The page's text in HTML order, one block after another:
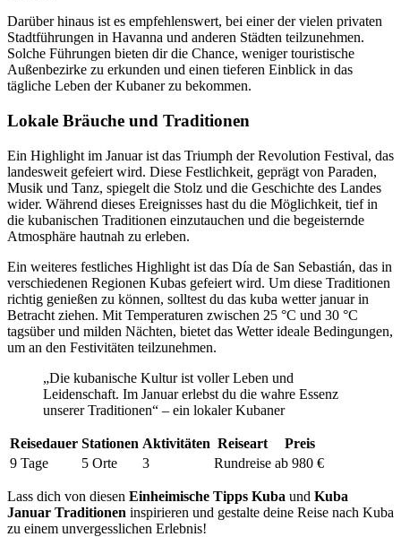
Darüber hinaus ist es empfehlenswert, bei einer der vielen privaten
Stadtführungen in Havanna und anderen Städten teilzunehmen.
Solche Führungen bieten dir die Chance, weniger touristische
Außenbezirke zu erkunden und einen tieferen Einblick in das
tägliche Leben der Kubaner zu bekommen.
Lokale Bräuche und Traditionen
Ein Highlight im Januar ist das Triumph der Revolution Festival, das
landesweit gefeiert wird. Diese Festlichkeit, geprägt von Paraden,
Musik und Tanz, spiegelt die Stolz und die Geschichte des Landes
wider. Während dieses Ereignisses hast du die Möglichkeit, tief in
die kubanischen Traditionen einzutauchen und die begeisternde
Atmosphäre hautnah zu erleben.
Ein weiteres festliches Highlight ist das Día de San Sebastián, das in
verschiedenen Regionen Kubas gefeiert wird. Um diese Traditionen
richtig genießen zu können, solltest du das kuba wetter januar in
Betracht ziehen. Mit Temperaturen zwischen 25 °C und 30 °C
tagsüber und milden Nächten, bietet das Wetter ideale Bedingungen,
um an den Festivitäten teilzunehmen.
„Die kubanische Kultur ist voller Leben und
Leidenschaft. Im Januar erlebst du die wahre Essenz
unserer Traditionen“ – ein lokaler Kubaner
Reisedauer Stationen Aktivitäten Reiseart
Preis
9 Tage
5 Orte 3 Rundreise ab 980 €
Lass dich von diesen Einheimische Tipps Kuba und Kuba
Januar Traditionen inspirieren und gestalte deine Reise nach Kuba
zu einem unvergesslichen Erlebnis!